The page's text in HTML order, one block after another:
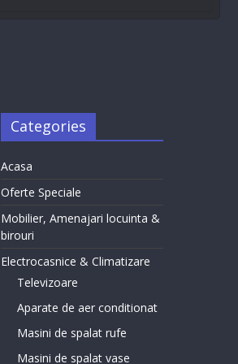
Categories
Acasa
Oferte Speciale
Mobilier, Amenajari locuinta &
birouri
Electrocasnice & Climatizare
Televizoare
Aparate de aer conditionat
Masini de spalat rufe
Masini de spalat vase